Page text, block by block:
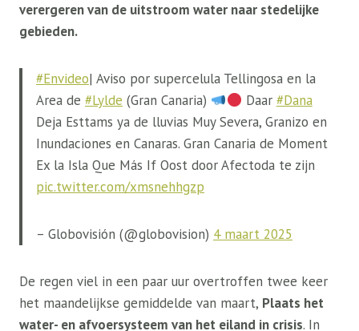
verergeren van de uitstroom water naar stedelijke
gebieden.
#Envideo| Aviso por supercelula Tellingosa en la
Area de #Lylde (Gran Canaria) Daar #Dana
Deja Esttams ya de lluvias Muy Severa, Granizo en
Inundaciones en Canaras. Gran Canaria de Moment
Ex la Isla Que Más If Oost door Afectoda te zijn
pic.twitter.com/xmsnehhgzp
– Globovisión (@globovision) 4 maart 2025
De regen viel in een paar uur overtroffen twee keer
het maandelijkse gemiddelde van maart, Plaats het
water- en afvoersysteem van het eiland in crisis. In